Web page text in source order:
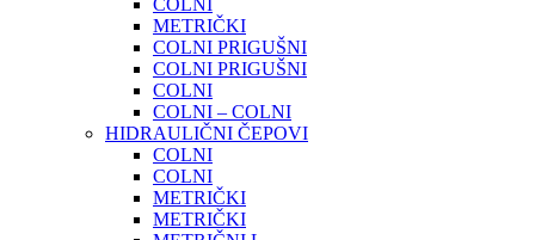
COLNI
METRIČKI
COLNI PRIGUŠNI
COLNI PRIGUŠNI
COLNI
COLNI – COLNI
HIDRAULIČNI ČEPOVI
COLNI
COLNI
METRIČKI
METRIČKI